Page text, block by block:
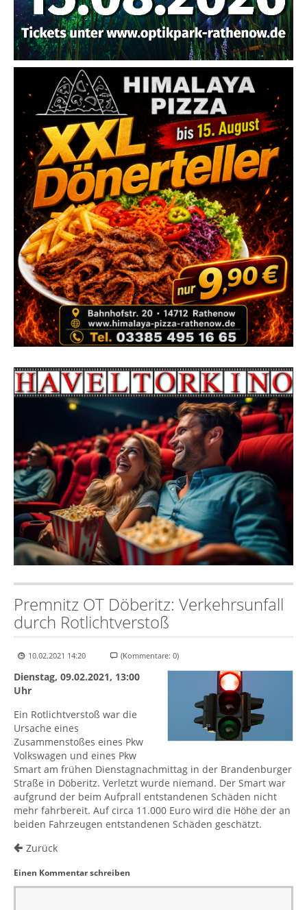
Premnitz OT Döberitz: Verkehrsunfall
durch Rotlichtverstoß
10.02.2021 14:20 (Kommentare: 0)
Dienstag, 09.02.2021, 13:00
Uhr
Ein Rotlichtverstoß war die
Ursache eines
Zusammenstoßes eines Pkw
Volkswagen und eines Pkw
Smart am frühen Dienstagnachmittag in der Brandenburger
Straße in Döberitz. Verletzt wurde niemand. Der Smart war
aufgrund der beim Aufprall entstandenen Schäden nicht
mehr fahrbereit. Auf circa 11.000 Euro wird die Höhe der an
beiden Fahrzeugen entstandenen Schäden geschätzt.
Zurück
Einen Kommentar schreiben